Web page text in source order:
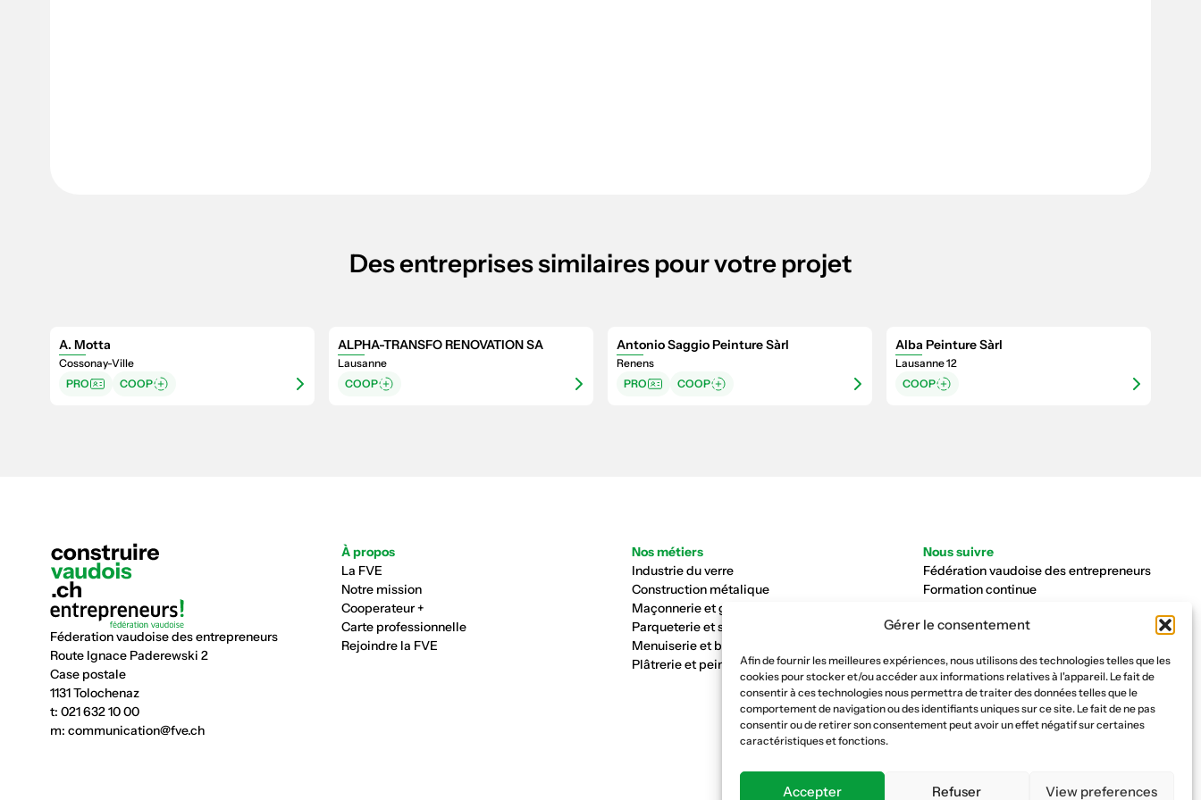
Gérer le consentement
Afin de fournir les meilleures expériences, nous utilisons des technologies telles que les
cookies pour stocker et/ou accéder aux informations relatives à l'appareil. Le fait de
consentir à ces technologies nous permettra de traiter des données telles que le
comportement de navigation ou des identifiants uniques sur ce site. Le fait de ne pas
consentir ou de retirer son consentement peut avoir un effet négatif sur certaines
caractéristiques et fonctions.
Accepter Refuser View preferences
Des entreprises similaires pour votre projet
A. Motta
Cossonay-Ville
PRO
COOP
ALPHA-TRANSFO RENOVATION SA
Lausanne
COOP
Antonio Saggio Peinture Sàrl
Renens
PRO
COOP
Alba Peinture Sàrl
Lausanne 12
COOP
Féderation vaudoise des entrepreneurs
Route Ignace Paderewski 2
Case postale
1131 Tolochenaz
t: 021 632 10 00
m: communication@fve.ch
À propos
La FVE
Notre mission
Cooperateur +
Carte professionnelle
Rejoindre la FVE
Nos métiers
Industrie du verre
Construction métalique
Maçonnerie et génie civil
Parqueterie et sols
Menuiserie et bois
Plâtrerie et peinture
Nous suivre
Fédération vaudoise des entrepreneurs
Formation continue
Caisse AVS 66.1